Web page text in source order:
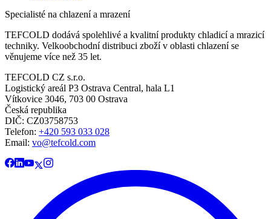
Specialisté na chlazení a mrazení
TEFCOLD dodává spolehlivé a kvalitní produkty chladicí a mrazicí
techniky. Velkoobchodní distribuci zboží v oblasti chlazení se
věnujeme více než 35 let.
TEFCOLD CZ s.r.o.
Logistický areál P3 Ostrava Central, hala L1
Vítkovice 3046, 703 00 Ostrava
Česká republika
DIČ: CZ03758753​​​​​​
Telefon: +420 593 033 028
Email: vo@tefcold.com